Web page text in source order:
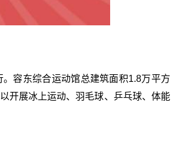
容东综合运动馆总建筑面积1.8万平方
开展冰上运动、羽毛球、乒乓球、体能